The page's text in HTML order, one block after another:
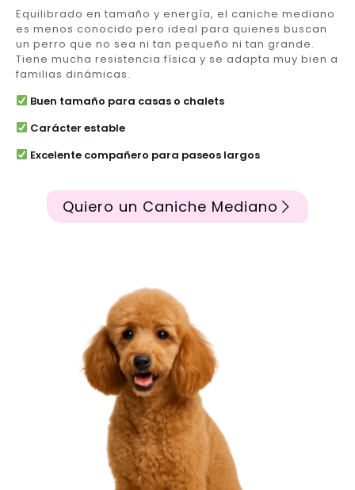
Equilibrado en tamaño y energía, el caniche mediano
es menos conocido pero ideal para quienes buscan
un perro que no sea ni tan pequeño ni tan grande.
Tiene mucha resistencia física y se adapta muy bien a
familias dinámicas.
Buen tamaño para casas o chalets
Carácter estable
Excelente compañero para paseos largos
Quiero un Caniche Mediano